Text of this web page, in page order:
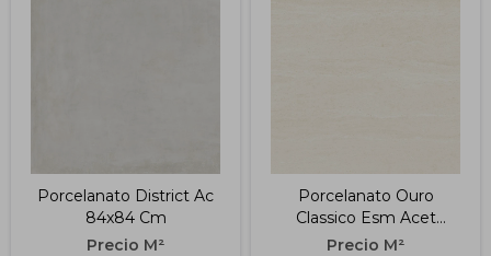
Porcelanato District Ac
84x84 Cm
Porcelanato Ouro
Classico Esm Acet
84x84 Cm